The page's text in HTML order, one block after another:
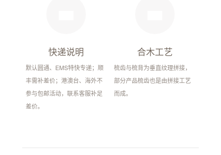
快递说明
默认圆通、EMS特快专递；顺
丰需补差价；港澳台、海外不
参与包邮活动，联系客服补足
差价。
合木工艺
梳齿与梳背为垂直纹理拼接，
部分产品梳齿也是由拼接工艺
而成。